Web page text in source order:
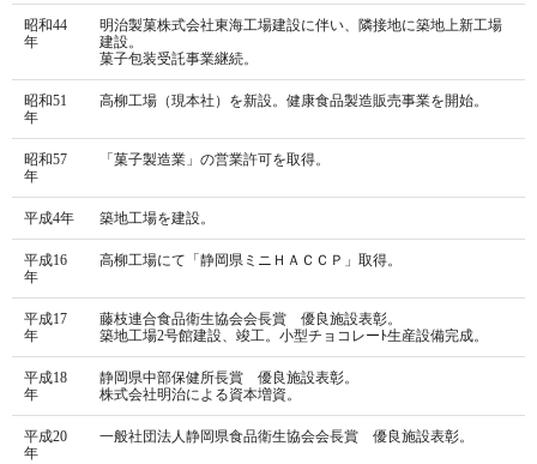
昭和44
年
明治製菓株式会社東海工場建設に伴い、隣接地に築地上新工場
建設。
菓子包装受託事業継続。
昭和51
年
高柳工場（現本社）を新設。健康食品製造販売事業を開始。
昭和57
年
「菓子製造業」の営業許可を取得。
平成4年 築地工場を建設。
平成16
年
高柳工場にて「静岡県ミニＨＡＣＣＰ」取得。
平成17
年
藤枝連合食品衛生協会会長賞 優良施設表彰。
築地工場2号館建設、竣工。小型チョコレーﾄ生産設備完成。
平成18
年
静岡県中部保健所長賞 優良施設表彰。
株式会社明治による資本増資。
平成20
年
一般社団法人静岡県食品衛生協会会長賞 優良施設表彰。